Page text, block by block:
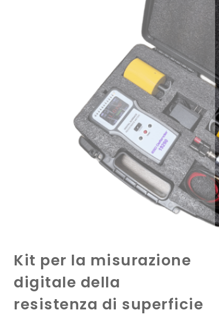
Kit per la misurazione
digitale della
resistenza di superficie